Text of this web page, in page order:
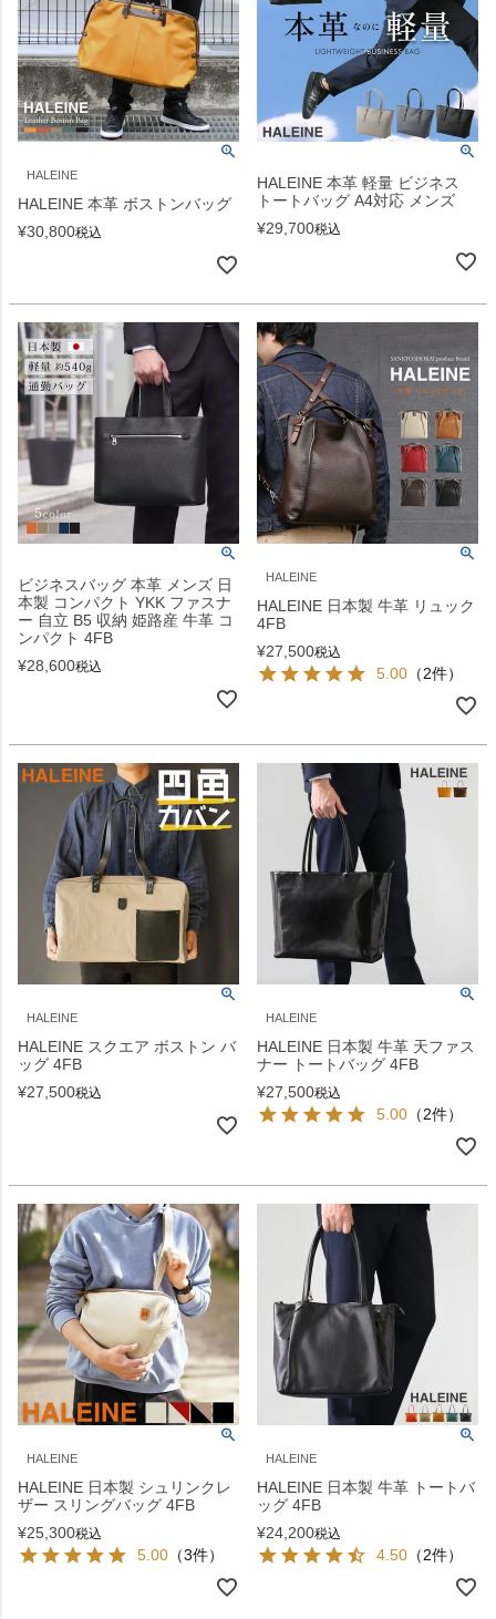
HALEINE
HALEINE 本革 ボストンバッグ
¥30,800税込
HALEINE 本革 軽量 ビジネス
トートバッグ A4対応 メンズ
¥29,700税込
ビジネスバッグ 本革 メンズ 日
本製 コンパクト YKK ファスナ
ー 自立 B5 収納 姫路産 牛革 コ
ンパクト 4FB
¥28,600税込
HALEINE
HALEINE 日本製 牛革 リュック
4FB
¥27,500税込
5.00 （2件）
HALEINE
HALEINE スクエア ボストン バ
ッグ 4FB
¥27,500税込
HALEINE
HALEINE 日本製 牛革 天ファス
ナー トートバッグ 4FB
¥27,500税込
5.00 （2件）
HALEINE
HALEINE 日本製 シュリンクレ
ザー スリングバッグ 4FB
¥25,300税込
5.00 （3件）
HALEINE
HALEINE 日本製 牛革 トートバ
ッグ 4FB
¥24,200税込
4.50 （2件）